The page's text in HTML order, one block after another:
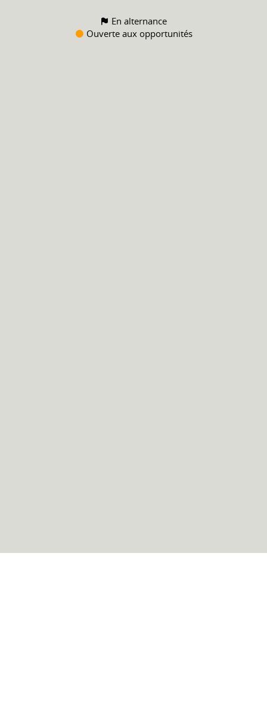
En alternance
Ouverte aux opportunités